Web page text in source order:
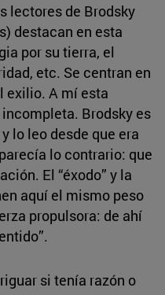
lectores de Brodsky
destacan en esta
por su tierra, el
etc. Se centran en
exilio. A mí esta
Brodsky es
lo leo desde que era
lo contrario: que
El “éxodo” y la
aquí el mismo peso
propulsora: de ahí
si tenía razón o